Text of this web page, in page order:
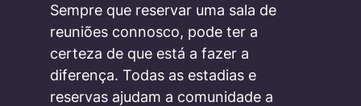
Sempre que reservar uma sala de
reuniões connosco, pode ter a
certeza de que está a fazer a
diferença. Todas as estadias e
reservas ajudam a comunidade a